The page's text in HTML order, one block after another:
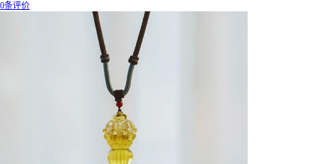
0条评价